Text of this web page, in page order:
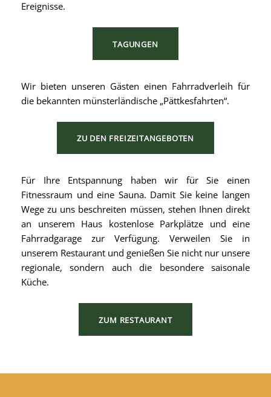
Ereignisse.
TAGUNGEN
Wir bieten unseren Gästen einen Fahrradverleih für
die bekannten münsterländische „Pättkesfahrten“.
ZU DEN FREIZEITANGEBOTEN
Für Ihre Entspannung haben wir für Sie einen
Fitnessraum und eine Sauna. Damit Sie keine langen
Wege zu uns beschreiten müssen, stehen Ihnen direkt
an unserem Haus kostenlose Parkplätze und eine
Fahrradgarage zur Verfügung. Verweilen Sie in
unserem Restaurant und genießen Sie nicht nur unsere
regionale, sondern auch die besondere saisonale
Küche.
ZUM RESTAURANT